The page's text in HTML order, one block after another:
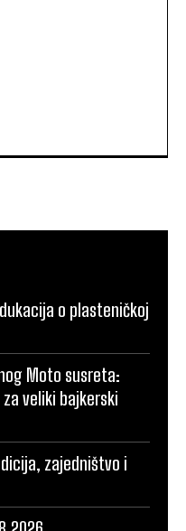
o plasteničkoj
Moto susreta:
za veliki bajkerski
zajedništvo i